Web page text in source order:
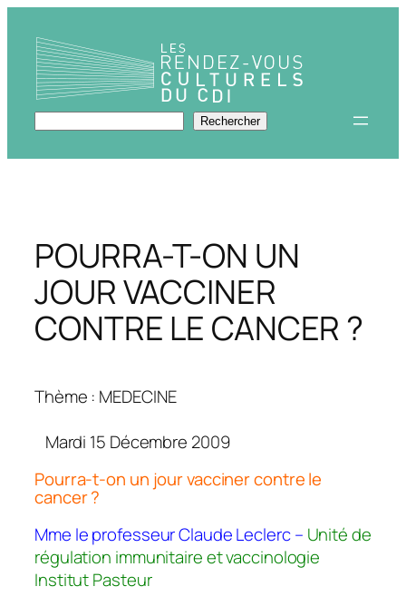
contenu
Rechercher Rechercher
POURRA-T-ON UN
JOUR VACCINER
CONTRE LE CANCER ?
Thème : MEDECINE
Mardi 15 Décembre 2009
Pourra-t-on un jour vacciner contre le
cancer ?
Mme le professeur Claude Leclerc – Unité de
régulation immunitaire et vaccinologie
Institut Pasteur